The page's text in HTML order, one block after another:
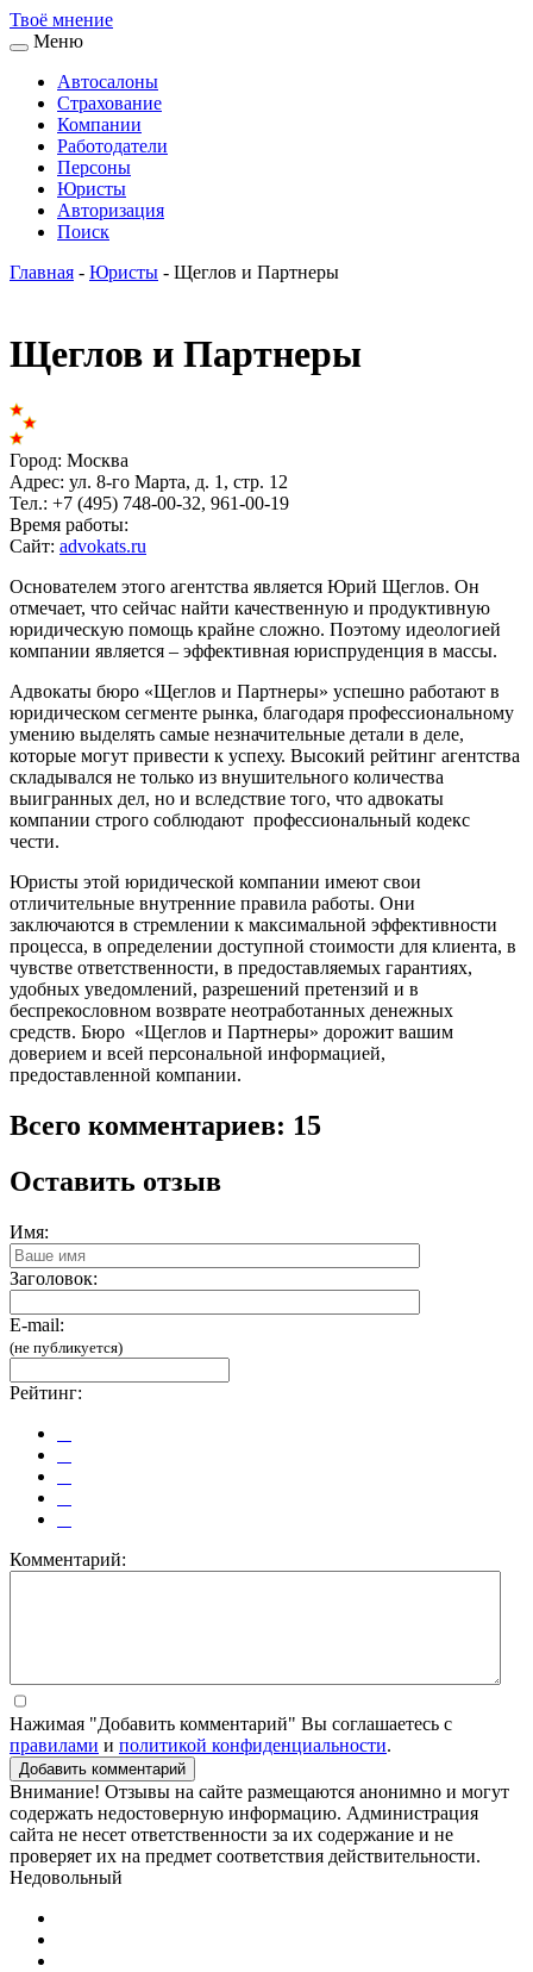
Твоё мнение
Меню
Автосалоны
Страхование
Компании
Работодатели
Персоны
Юристы
Авторизация
Поиск
Главная - Юристы - Щеглов и Партнеры
Щеглов и Партнеры
Город: Москва
Адрес: ул. 8-го Марта, д. 1, стр. 12
Тел.: +7 (495) 748-00-32, 961-00-19
Время работы:
Сайт: advokats.ru
Основателем этого агентства является Юрий Щеглов. Он
отмечает, что сейчас найти качественную и продуктивную
юридическую помощь крайне сложно. Поэтому идеологией
компании является – эффективная юриспруденция в массы.
Адвокаты бюро «Щеглов и Партнеры» успешно работают в
юридическом сегменте рынка, благодаря профессиональному
умению выделять самые незначительные детали в деле,
которые могут привести к успеху. Высокий рейтинг агентства
складывался не только из внушительного количества
выигранных дел, но и вследствие того, что адвокаты
компании строго соблюдают профессиональный кодекс
чести.
Юристы этой юридической компании имеют свои
отличительные внутренние правила работы. Они
заключаются в стремлении к максимальной эффективности
процесса, в определении доступной стоимости для клиента, в
чувстве ответственности, в предоставляемых гарантиях,
удобных уведомлений, разрешений претензий и в
беспрекословном возврате неотработанных денежных
средств. Бюро «Щеглов и Партнеры» дорожит вашим
доверием и всей персональной информацией,
предоставленной компании.
Всего комментариев: 15
Оставить отзыв
Имя:
Заголовок:
E-mail:
(не публикуется)
Рейтинг:
Комментарий:
Нажимая "Добавить комментарий" Вы соглашаетесь с
правилами и политикой конфиденциальности.
Добавить комментарий
Внимание! Отзывы на сайте размещаются анонимно и могут
содержать недостоверную информацию. Администрация
сайта не несет ответственности за их содержание и не
проверяет их на предмет соответствия действительности.
Недовольный